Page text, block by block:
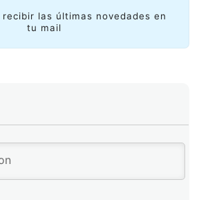
recibir las últimas novedades en
tu mail